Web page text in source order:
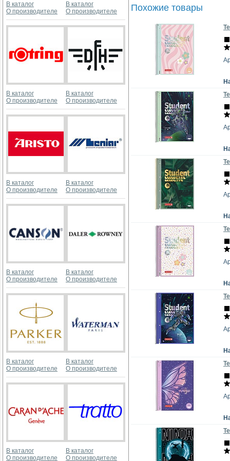
В каталог
О производителе
В каталог
О производителе
В каталог
О производителе
В каталог
О производителе
В каталог
О производителе
В каталог
О производителе
В каталог
О производителе
В каталог
О производителе
В каталог
О производителе
В каталог
О производителе
В каталог
О производителе
В каталог
О производителе
Похожие товары